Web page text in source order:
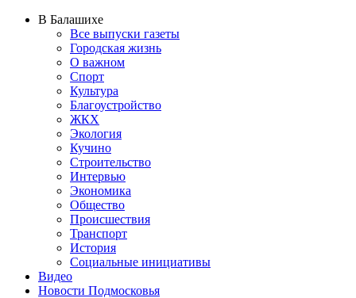
В Балашихе
Все выпуски газеты
Городская жизнь
О важном
Спорт
Культура
Благоустройство
ЖКХ
Экология
Кучино
Строительство
Интервью
Экономика
Общество
Происшествия
Транспорт
История
Социальные инициативы
Видео
Новости Подмосковья